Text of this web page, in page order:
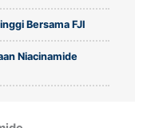
Bersama FJI
Niacinamide